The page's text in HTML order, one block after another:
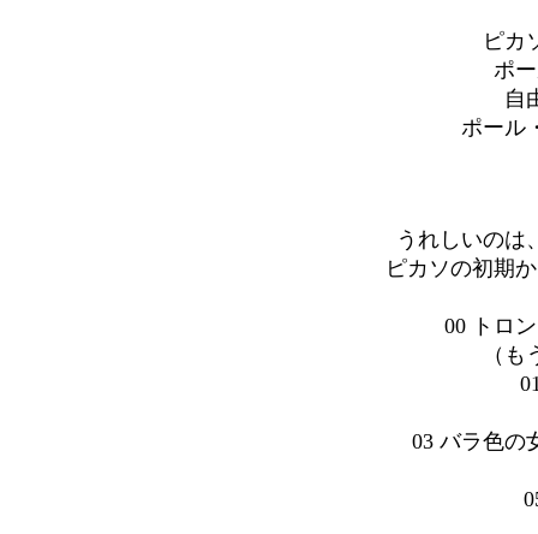
ピカ
ポ
自
ポール
うれしいのは
ピカソの初期
00 トロ
（
03 バラ色の